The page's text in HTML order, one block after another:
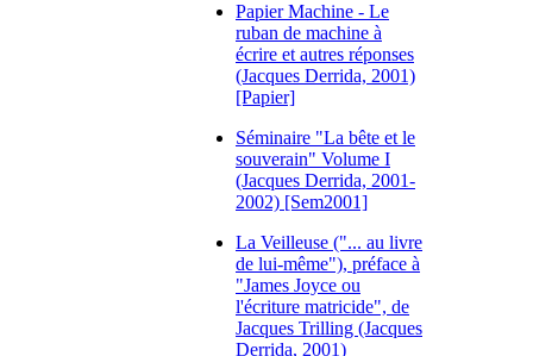
Papier Machine - Le
ruban de machine à
écrire et autres réponses
(Jacques Derrida, 2001)
[Papier]
Séminaire "La bête et le
souverain" Volume I
(Jacques Derrida, 2001-
2002) [Sem2001]
La Veilleuse ("... au livre
de lui-même"), préface à
"James Joyce ou
l'écriture matricide", de
Jacques Trilling (Jacques
Derrida, 2001)